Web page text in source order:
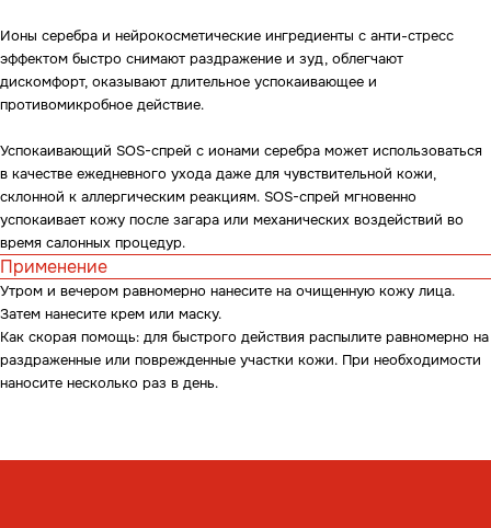
Ионы серебра и нейрокосметические ингредиенты с анти-стресс
эффектом быстро снимают раздражение и зуд, облегчают
дискомфорт, оказывают длительное успокаивающее и
противомикробное действие.
Успокаивающий SOS-спрей с ионами серебра может использоваться
в качестве ежедневного ухода даже для чувствительной кожи,
склонной к аллергическим реакциям. SOS-спрей мгновенно
успокаивает кожу после загара или механических воздействий во
время салонных процедур.
Применение
Утром и вечером равномерно нанесите на очищенную кожу лица.
Затем нанесите крем или маску.
Как скорая помощь: для быстрого действия распылите равномерно на
раздраженные или поврежденные участки кожи. При необходимости
наносите несколько раз в день.
WhatsApp Telegram